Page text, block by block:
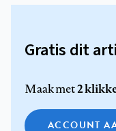
Gratis dit
Maak met2
ACCOUNT